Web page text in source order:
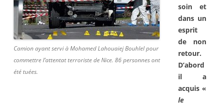
Camion ayant servi à Mohamed Lahouaiej Bouhlel pour
commettre l’attentat terroriste de Nice. 86 personnes ont
été tuées.
soin et
dans un
esprit
de non
retour.
D’abord
il a
acquis «
le